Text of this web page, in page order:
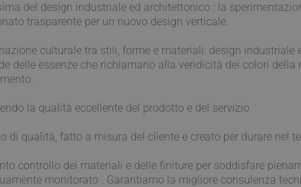
del design industriale ed architettonico : la
trasparente per un nuovo design verticale.
culturale tra stili, forme e materiali: design industriale
delle essenze che richiamano alla veridicità dei colori
la qualità eccellente del prodotto e del servizio
qualità, fatto a misura del cliente e creato per durare nel
controllo dei materiali e delle finiture per soddisfare
monitorato . Garantiamo la migliore consulenza